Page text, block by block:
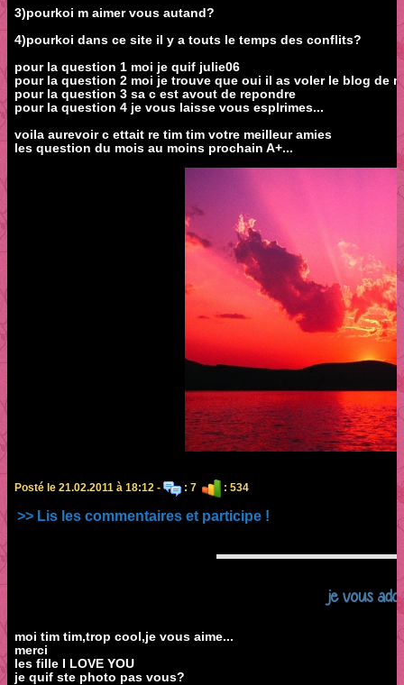
3)pourkoi m aimer vous autand?
4)pourkoi dans ce site il y a touts le temps des conflits?
pour la question 1 moi je quif julie06
pour la question 2 moi je trouve que oui il as voler le blog de
pour la question 3 sa c est avout de repondre
pour la question 4 je vous laisse vous esplrimes...
voila aurevoir c ettait re tim tim votre meilleur amies
les question du mois au moins prochain A+...
Posté le 21.02.2011 à 18:12 - : 7 : 534
>> Lis les commentaires et participe !
je vous
moi tim tim,trop cool,je vous aime...
merci
les fille I LOVE YOU
je quif ste photo pas vous?